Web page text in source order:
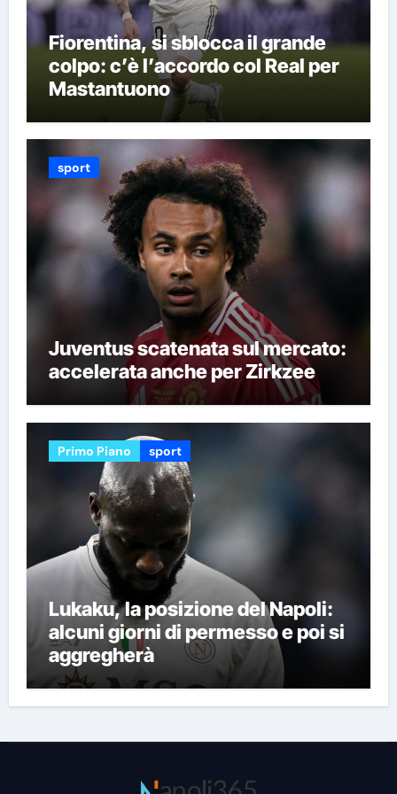
Fiorentina, si sblocca il grande
colpo: c’è l’accordo col Real per
Mastantuono
sport
Juventus scatenata sul mercato:
accelerata anche per Zirkzee
Primo Piano sport
Lukaku, la posizione del Napoli:
alcuni giorni di permesso e poi si
aggregherà